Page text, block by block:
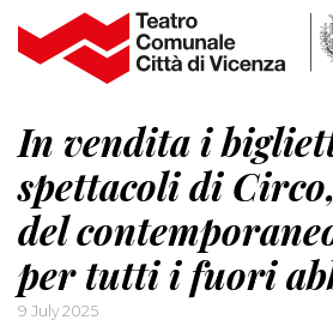
In vendita i
spettacoli di
del
per tutti i fuori
9 July 2025